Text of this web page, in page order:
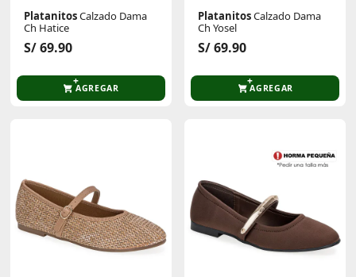
PlatanitosCalzado Dama
Ch Hatice
S/ 69.90
AGREGAR
PlatanitosCalzado Dama
Ch Yosel
S/ 69.90
AGREGAR